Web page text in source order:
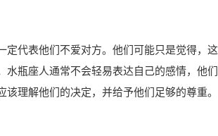
定代表他们不爱对方。他们可能只是觉得，
水瓶座人通常不会轻易表达自己的感情，他
理解他们的决定，并给予他们足够的尊重。